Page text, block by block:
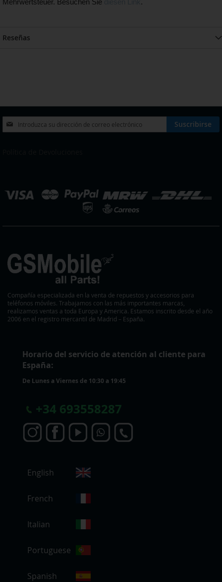
Mehrwertsteuer. Besuchen Sie
.
Reseñas
Inscríbase
a
Suscribirse
Compañía especializada en la venta de repuestos y accesorios para
teléfonos móviles. Trabajamos con las más importantes marcas,
realizamos ventas a toda Europa y America. Estamos inscrito desde el año
2006 en el registro mercantil de Madrid – España.
Horario del servicio de atención al cliente para
España:
De Lunes a Viernes de 10:30 a 19:45
+34 693558287
English
French
Italian
Portuguese
Spanish